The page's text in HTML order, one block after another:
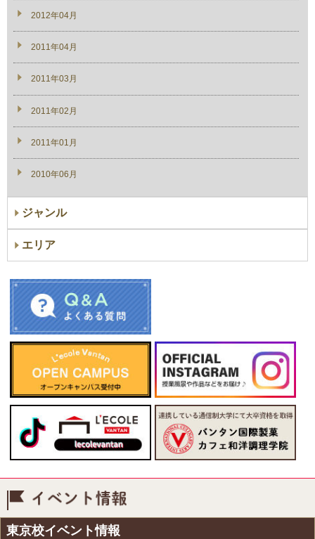
2012年04月
2011年04月
2011年03月
2011年02月
2011年01月
2010年06月
ジャンル
エリア
東京校イベント情報